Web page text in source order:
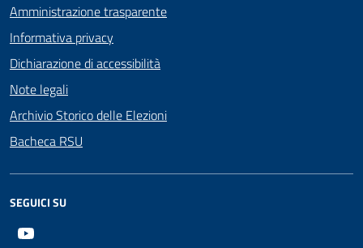
Amministrazione trasparente
Informativa privacy
Dichiarazione di accessibilità
Note legali
Archivio Storico delle Elezioni
Bacheca RSU
SEGUICI SU